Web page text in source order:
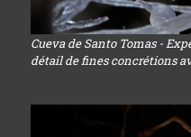
Cueva de Santo Tomas -
détail de fines concrétions